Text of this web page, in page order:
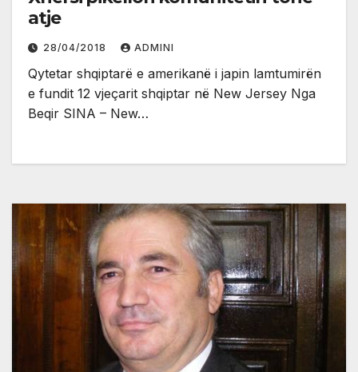
atje
28/04/2018 ADMINI
Qytetar shqiptarë e amerikanë i japin lamtumirën
e fundit 12 vjeçarit shqiptar në New Jersey Nga
Beqir SINA – New…